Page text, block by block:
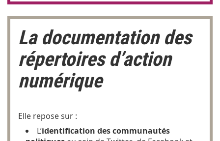
La documentation des
répertoires d’action
numérique
Elle repose sur :
L’identification des communautés